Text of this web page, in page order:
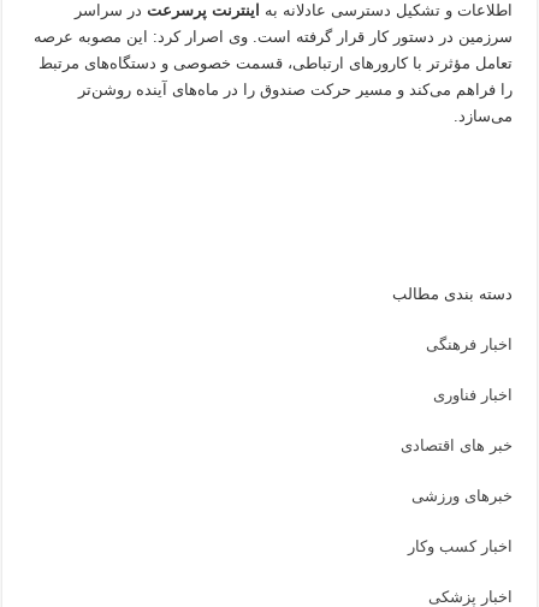
اطلاعات و تشکیل دسترسی عادلانه به
اینترنت پرسرعت در سراسر
سرزمین در دستور کار قرار گرفته است. وی اصرار کرد: این مصوبه عرصه
تعامل مؤثرتر با کارورهای ارتباطی، قسمت خصوصی و دستگاه‌های مرتبط
را فراهم می‌کند و مسیر حرکت صندوق را در ماه‌های آینده روشن‌تر
می‌سازد.
دسته بندی مطالب
اخبار فرهنگی
اخبار فناوری
خبر های اقتصادی
خبرهای ورزشی
اخبار کسب وکار
اخبار پزشکی